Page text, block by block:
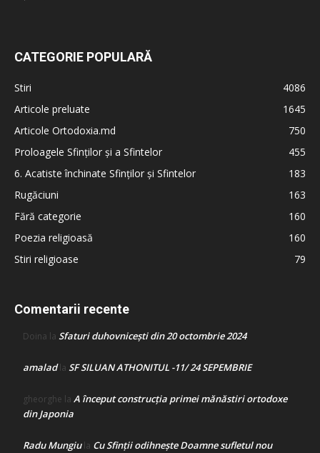
CATEGORIE POPULARĂ
Stiri
4086
Articole preluate
1645
Articole Ortodoxia.md
750
Proloagele Sfinților și a Sfintelor
455
6. Acatiste închinate Sfinților și Sfintelor
183
Rugăciuni
163
Fără categorie
160
Poezia religioasă
160
Stiri religioase
79
Comentarii recente
Doina la Sfaturi duhovnicești din 20 octombrie 2024
amaladla SF SILUAN ATHONITUL -11/ 24 SEPEMBRIE
gheorghe la A început construcţia primei mănăstiri ortodoxe
din Japonia
Radu Mungiula Cu Sfinții odihnește Doamne sufletul nou